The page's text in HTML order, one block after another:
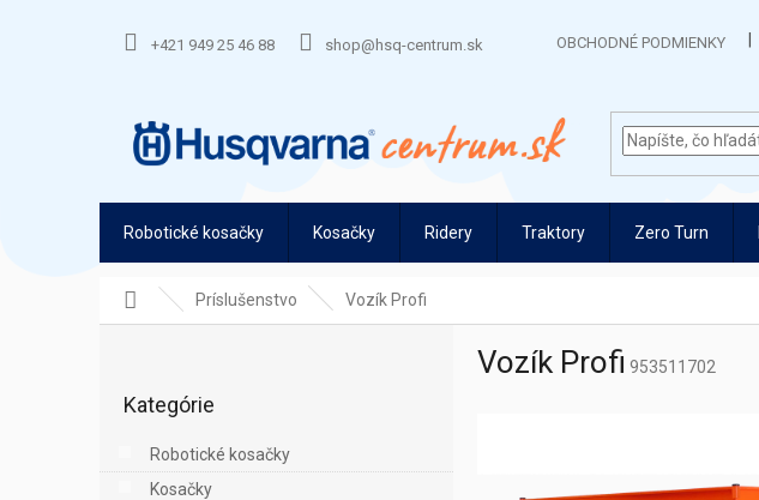
+421 949 25 46 88 shop@hsq-centrum.sk OBCHODNÉ PODMIENKY
Robotické kosačky Kosačky Ridery Traktory Zero Turn
DomovPríslušenstvo Vozík Profi
p
kategórie
Kategórie
Robotické kosačky
Kosačky
Vozík Profi 953511702